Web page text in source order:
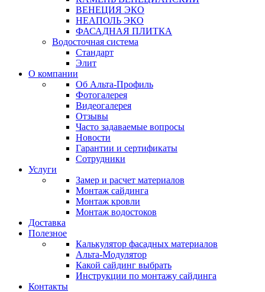
ВЕНЕЦИЯ ЭКО
НЕАПОЛЬ ЭКО
ФАСАДНАЯ ПЛИТКА
Водосточная система
Стандарт
Элит
О компании
Об Альта-Профиль
Фотогалерея
Видеогалерея
Отзывы
Часто задаваемые вопросы
Новости
Гарантии и сертификаты
Сотрудники
Услуги
Замер и расчет материалов
Монтаж сайдинга
Монтаж кровли
Монтаж водостоков
Доставка
Полезное
Калькулятор фасадных материалов
Альта-Модулятор
Какой сайдинг выбрать
Инструкции по монтажу сайдинга
Контакты